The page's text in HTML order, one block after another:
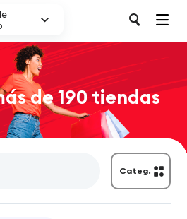
de 190 tiendas
Categ.